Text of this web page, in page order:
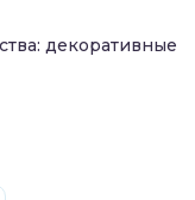
декоративные